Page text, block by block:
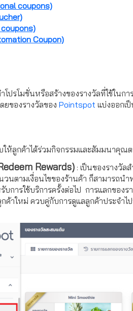
coupons)
Coupon)
ปรโมชั่นหรือสร้างของรางวัลที่ใช้ในก
ยของรางวัลของ Pointspot แบ่งออกเ
ให้ลูกค้าได้ร่วมกิจกรรมและสัมมนาคุณ
Rewards): เป็นของรางวัล
นตามเงื่อนไขของร้านค้า ก็สามารถน
การใช้บริการครั้งต่อไป การแลกของร
ค้าใหม่ ควบคู่กับการดูแลลูกค้าประจำไ